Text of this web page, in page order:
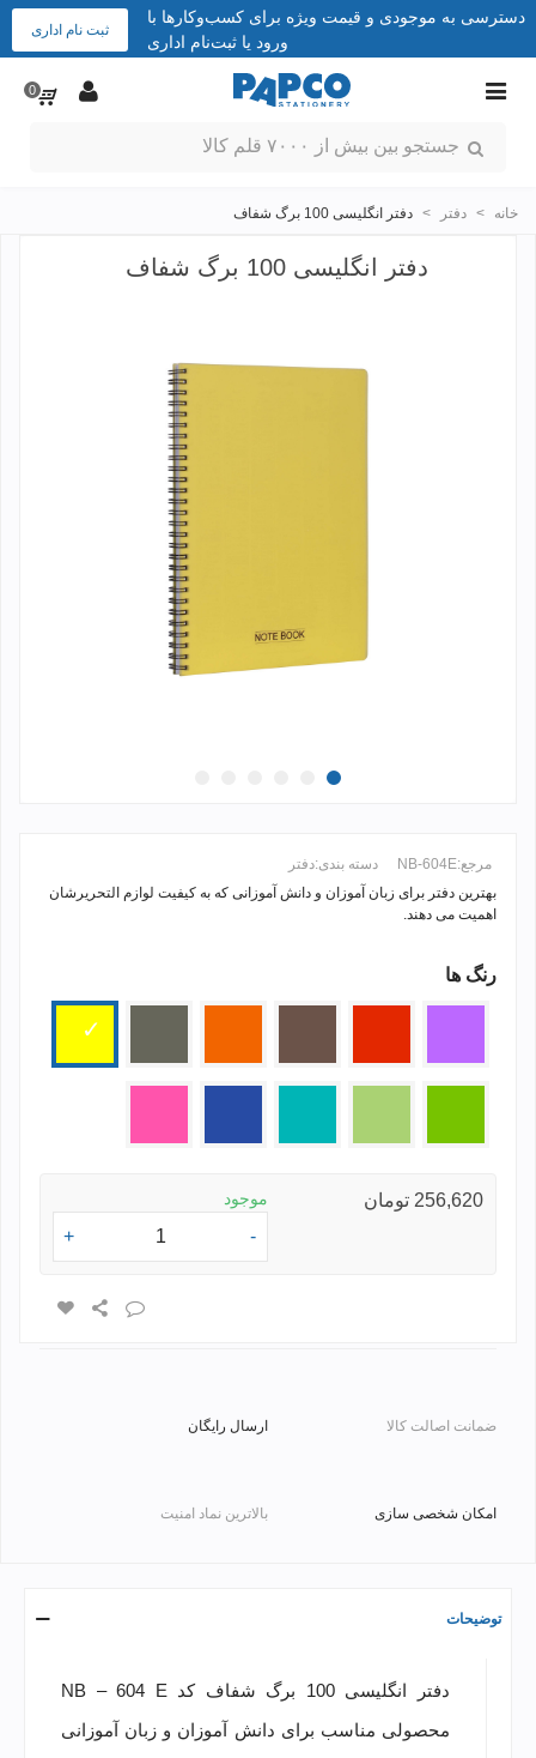
دسترسی به موجودی و قیمت ویژه برای کسب‌وکارها با
ورود یا ثبت‌نام اداری
ثبت نام اداری
0
خانه > دفتر > دفتر انگلیسی 100 برگ شفاف
دفتر انگلیسی 100 برگ شفاف
مرجع:NB-604E دسته بندی:دفتر
بهترین دفتر برای زبان آموزان و دانش آموزانی که به کیفیت لوازم التحریرشان
اهمیت می دهند.
ادامه مطلب +
رنگ ها
256,620 تومان موجود
-
+
ضمانت اصالت کالا ارسال رایگان
امکان شخصی سازی بالاترین نماد امنیت
توضیحات
دفتر انگلیسی 100 برگ شفاف کد NB – 604 E
محصولی مناسب برای دانش آموزان و زبان آموزانی